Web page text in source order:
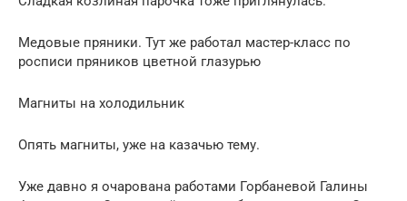
Медовые пряники. Тут же работал мастер-класс по
росписи пряников цветной глазурью
Магниты на холодильник
Опять магниты, уже на казачью тему.
Уже давно я очарована работами Горбаневой Галины